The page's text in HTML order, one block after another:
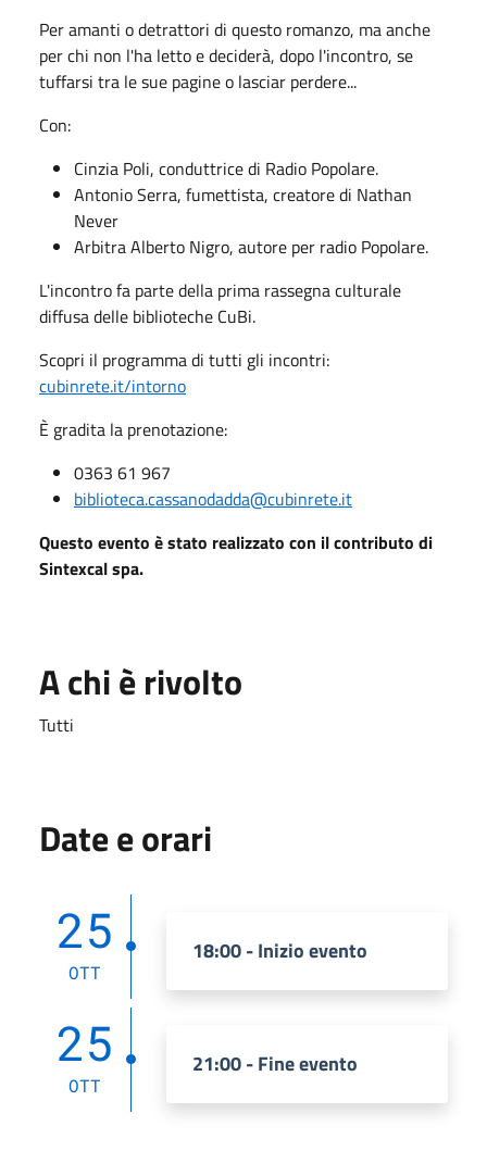
Per amanti o detrattori di questo romanzo, ma anche
per chi non l'ha letto e deciderà, dopo l'incontro, se
tuffarsi tra le sue pagine o lasciar perdere...
Con:
Cinzia Poli, conduttrice di Radio Popolare.
Antonio Serra, fumettista, creatore di Nathan
Never
Arbitra Alberto Nigro, autore per radio Popolare.
L'incontro fa parte della prima rassegna culturale
diffusa delle biblioteche CuBi.
Scopri il programma di tutti gli incontri:
cubinrete.it/intorno
È gradita la prenotazione:
0363 61 967
biblioteca.cassanodadda@cubinrete.it
Questo evento è stato realizzato con il contributo di
Sintexcal spa.
A chi è rivolto
Tutti
Date e orari
25
OTT
18:00 - Inizio evento
25
OTT
21:00 - Fine evento